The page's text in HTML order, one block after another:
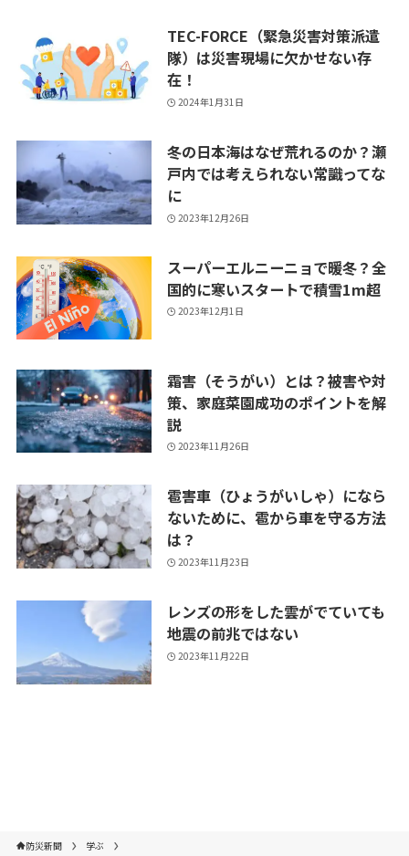
TEC-FORCE（緊急災害対策派遣
隊）は災害現場に欠かせない存
在！
2024年1月31日
冬の日本海はなぜ荒れるのか？瀬
戸内では考えられない常識ってな
に
2023年12月26日
スーパーエルニーニョで暖冬？全
国的に寒いスタートで積雪1m超
2023年12月1日
霜害（そうがい）とは？被害や対
策、家庭菜園成功のポイントを解
説
2023年11月26日
雹害車（ひょうがいしゃ）になら
ないために、雹から車を守る方法
は？
2023年11月23日
レンズの形をした雲がでていても
地震の前兆ではない
2023年11月22日
防災新聞 学ぶ